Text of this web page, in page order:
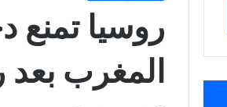
روسيا
المغرب